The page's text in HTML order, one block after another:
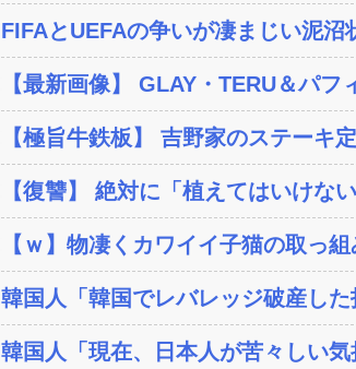
FIFAとUEFAの争いが凄まじい泥
【最新画像】 GLAY・TERU＆パ
【極旨牛鉄板】 吉野家のステーキ
【復讐】 絶対に「植えてはいけ
【ｗ】物凄くカワイイ子猫の取っ組
韓国人「韓国でレバレッジ破産し
韓国人「現在、日本人が苦々しい